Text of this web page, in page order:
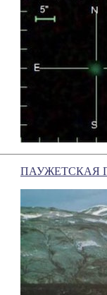
ПАУЖЕТСКАЯ